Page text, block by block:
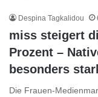
Despina Tagkalidou
miss steigert
Prozent –
besonders
Die Frauen-